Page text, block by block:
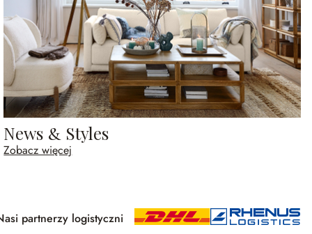
News & Styles
Zobacz więcej
partnerzy logistyczni